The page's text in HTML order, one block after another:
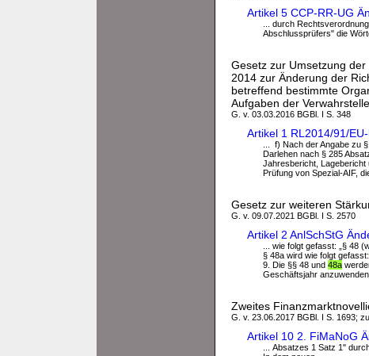
Artikel 5 CCP-RR-UG
... durch
Abschlussprüfers" die
Gesetz zur Umsetzung
2014 zur Änderung der
betreffend bestimmte
Aufgaben der
G. v. 03.03.2016 BGBl. I S. 348
Artikel 1 RL2014/91/
... f) Nach der Angabe zu
Darlehen nach § 285
Jahresbericht, Lagebericht
Prüfung von Spezial-AIF,
Gesetz zur weiteren
G. v. 09.07.2021 BGBl. I S. 2570
Artikel 2 AnlSchStG
... wie folgt gefasst: „§ 48
§ 48a wird wie folgt gefasst:
9. Die §§ 48 und 48a
Geschäftsjahr
Zweites
G. v. 23.06.2017 BGBl. I S. 1693;
Artikel 10 2. FiMaNoG
... Absatzes 1 Satz 1"